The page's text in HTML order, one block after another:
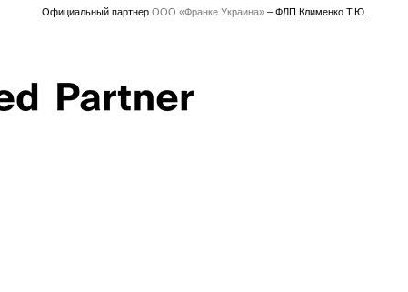
Официальный партнер ООО «Франке Украина» – ФЛП Клименко Т.Ю.